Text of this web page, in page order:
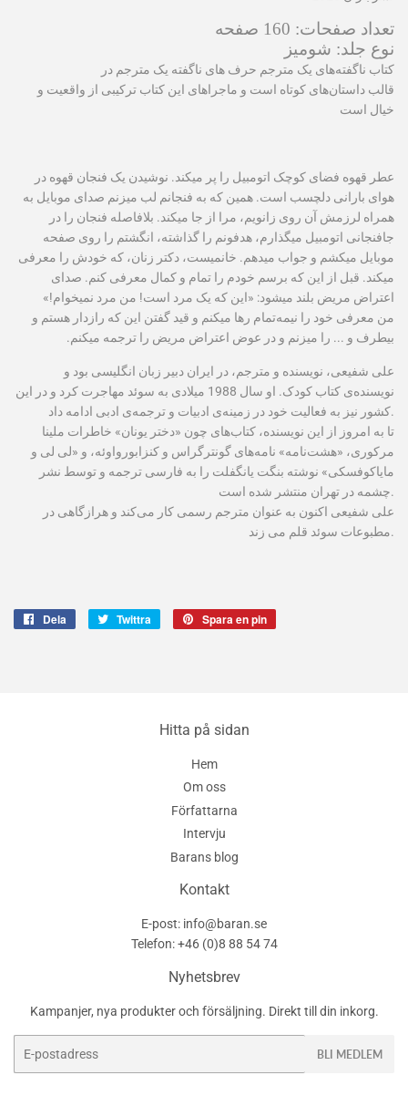
تعداد صفحات: 160 صفحه
نوع جلد: شومیز
کتاب ناگفته‌های یک مترجم حرف های ناگفته یک مترجم در
قالب داستان‌های کوتاه است و ماجراهای این کتاب ترکیبی از واقعیت و
خیال است
عطر قهوه فضای کوچک اتومبیل را پر می‫کند. نوشیدن یک فنجان قهوه در
هوای بارانی دلچسب است. همین که به فنجانم لب می‫ز‫نم صدای موبایل به
همراه لرزمش آن روی زانویم، مرا از جا می‫کند. بلافاصله فنجان را در
جا‌فنجانی اتومبیل می‫گذارم، هدفونم را گذاشته، انگشتم را روی صفحه
موبایل می‫کشم و جواب می‫دهم. خانمی‫ست، دکتر زنان، که خودش را معرفی
می‫کند. قبل از این که برسم خودم را تمام و کمال معرفی کنم. صدای
اعتراض مریض بلند می‫شود: «این که یک مرد است! من مرد نمی‫خوام!»
من معرفی خود را نیمه‌تمام رها می‫کنم و قید گفتن این که رازدار هستم و
بی‫طرف و ... را می‫زنم و در ‌عوض اعتراض مریض را ترجمه می‫کنم.
علی شفیعی، نویسنده و مترجم، در ایران دبیر زبان انگلیسی بود و
نویسنده‌ی کتاب کودک. او سال 1988 میلادی به سوئد مهاجرت کرد و در این
کشور نیز به فعالیت خود در زمینه‌ی ادبیات و ترجمه‌ی ادبی ادامه داد.
تا به امروز از این نویسنده، کتاب‌های چون «دختر یونان» خاطرات ملینا
مرکوری، «هشت‌نامه» نامه‌های گونترگراس و كنزابورواوئه، و «لی لی و
مایاکوفسکی» نوشته بنگت یانگفلت را به فارسی ترجمه و توسط نشر
چشمه در تهران منتشر شده است.
علی شفیعی اکنون به عنوان مترجم رسمی کار می‌کند و هرازگاهی در
مطبوعات سوئد قلم می زند.
Dela
Dela
Twittra
Twittra
Spara en pin
Hitta på sidan
Hem
Om oss
Författarna
Intervju
Barans blog
Kontakt
E-post: info@baran.se
Telefon: +46 (0)8 88 54 74
Nyhetsbrev
Kampanjer, nya produkter och försäljning. Direkt till din inkorg.
post
BLI MEDLEM